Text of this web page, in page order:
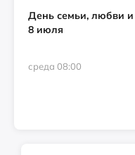
День семьи, любви и
8 июля
среда 08:00